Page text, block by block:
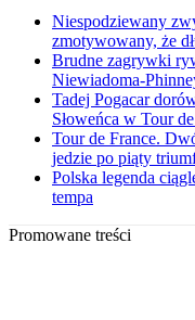
Niespodziewany
zmotywowany, że
Brudne zagrywki
Niewiadoma-
Tadej Pogacar
Słoweńca w Tour
Tour de France.
jedzie po piąty
Polska legenda
tempa
Promowane treści